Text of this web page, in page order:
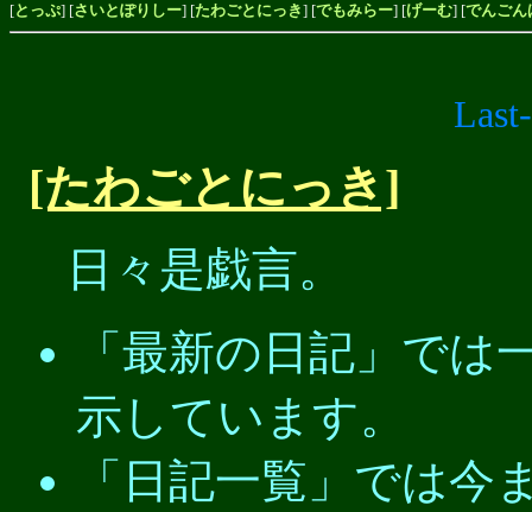
[とっぷ] [さいとぽりしー] [たわごとにっき] [でもみらー] [げーむ] [でんごん
[たわごとにっき]
日々是戯言。
「最新の日記」では
示しています。
「日記一覧」では